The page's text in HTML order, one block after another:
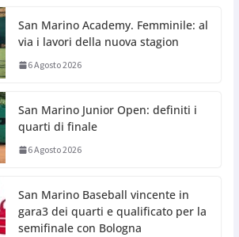
San Marino Academy. Femminile: al
via i lavori della nuova stagion
6 Agosto 2026
San Marino Junior Open: definiti i
quarti di finale
6 Agosto 2026
San Marino Baseball vincente in
gara3 dei quarti e qualificato per la
semifinale con Bologna